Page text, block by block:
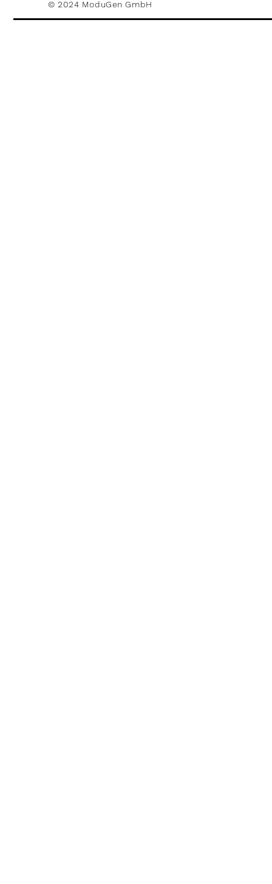
© 2024 ModuGen GmbH